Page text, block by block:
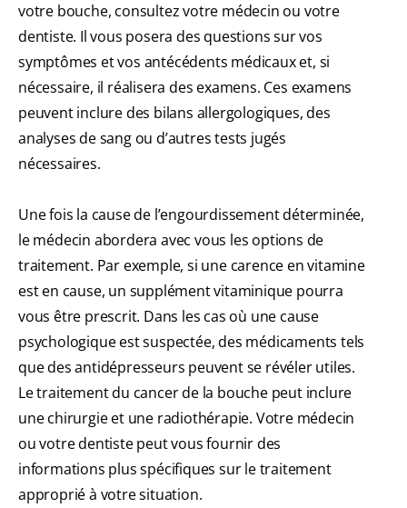
votre bouche, consultez votre médecin ou votre
dentiste. Il vous posera des questions sur vos
symptômes et vos antécédents médicaux et, si
nécessaire, il réalisera des examens. Ces examens
peuvent inclure des bilans allergologiques, des
analyses de sang ou d’autres tests jugés
nécessaires.
Une fois la cause de l’engourdissement déterminée,
le médecin abordera avec vous les options de
traitement. Par exemple, si une carence en vitamine
est en cause, un supplément vitaminique pourra
vous être prescrit. Dans les cas où une cause
psychologique est suspectée, des médicaments tels
que des antidépresseurs peuvent se révéler utiles.
Le traitement du cancer de la bouche peut inclure
une chirurgie et une radiothérapie. Votre médecin
ou votre dentiste peut vous fournir des
informations plus spécifiques sur le traitement
approprié à votre situation.